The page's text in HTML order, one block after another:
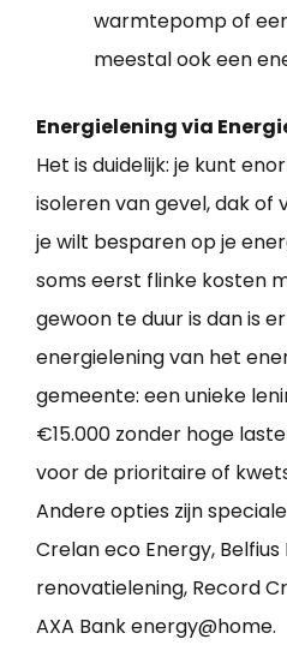
warmtepomp of
meestal ook een
Energielening via
Het is duidelijk: je kunt
isoleren van gevel, dak of
je wilt besparen op je
soms eerst flinke kosten
gewoon te duur is dan is
energielening van het
gemeente: een unieke
€15.000 zonder hoge
voor de prioritaire of
Andere opties zijn
Crelan eco Energy,
renovatielening, Record
AXA Bank energy@home.